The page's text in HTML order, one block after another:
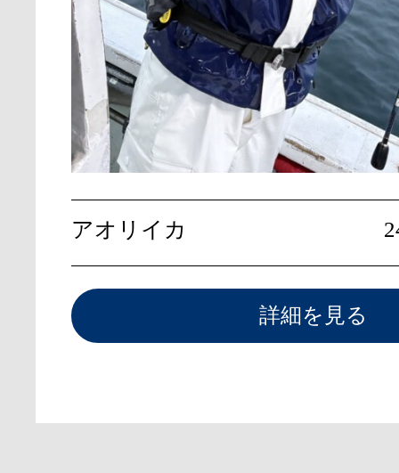
アオリイカ
詳細を見る